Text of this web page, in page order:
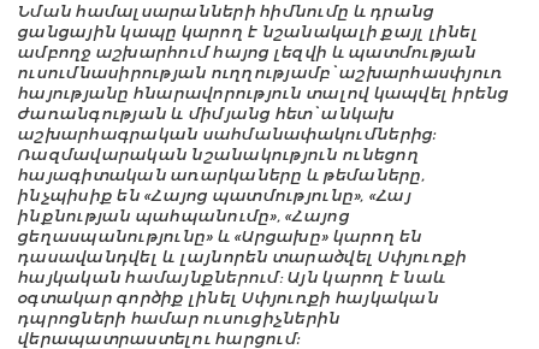
Նման համալսարանների հիմնումը և դրանց
ցանցային կապը կարող է նշանակալի քայլ լինել
ամբողջ աշխարհում հայոց լեզվի և պատմության
ուսումնասիրության ուղղությամբ՝ աշխարհասփյուռ
հայությանը հնարավորություն տալով կապվել իրենց
ժառանգության և միմյանց հետ՝ անկախ
աշխարհագրական սահմանափակումներից:
Ռազմավարական նշանակություն ունեցող
հայագիտական առարկաները և թեմաները,
ինչպիսիք են «Հայոց պատմությունը», «Հայ
ինքնության պահպանումը», «Հայոց
ցեղասպանությունը» և «Արցախը» կարող են
դասավանդվել և լայնորեն տարածվել Սփյուռքի
հայկական համայնքներում։ Այն կարող է նաև
օգտակար գործիք լինել Սփյուռքի հայկական
դպրոցների համար ուսուցիչներին
վերապատրաստելու հարցում: